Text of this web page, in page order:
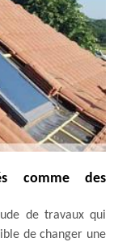
comme des
de travaux qui
de changer une